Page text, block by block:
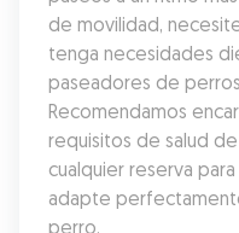
de movilidad,
tenga necesidades
paseadores de
Recomendamos
requisitos de salud
cualquier reserva
adapte
perro.